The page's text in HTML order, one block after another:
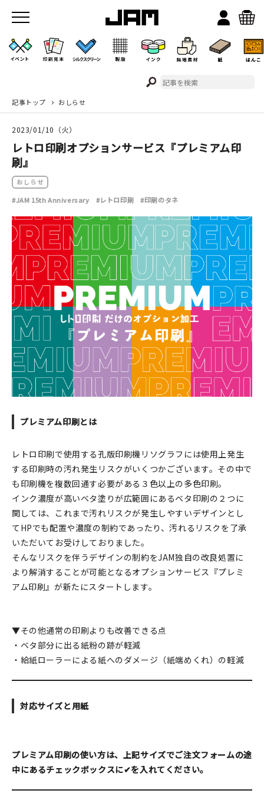
JAMのこと
お店/ワークスペース
イベント
印刷見本
シルクスクリーン
無地素材
紙
本
はんこ
JAMグッズ
台湾グッズ
在庫限り
読みもの
ギャラリー
マイアカウント
記事トップ おしらせ
2023/01/10（火）
レトロ印刷オプションサービス『プレミアム印
刷』
おしらせ
#JAM 15th Anniversary #レトロ印刷 #印刷のタネ
プレミアム印刷とは
レトロ印刷で使用する孔版印刷機リソグラフには使用上発生
する印刷時の汚れ発生リスクがいくつかございます。その中で
も印刷機を複数回通す必要がある３色以上の多色印刷。
インク濃度が高いベタ塗りが広範囲にあるベタ印刷の２つに
関しては、これまで汚れリスクが発生しやすいデザインとし
てHPでも配置や濃度の制約であったり、汚れるリスクを了承
いただいてお受けしておりました。
そんなリスクを伴うデザインの制約をJAM独自の改良処置に
より解消することが可能となるオプションサービス『プレミ
アム印刷』が新たにスタートします。
▼その他通常の印刷よりも改善できる点
・ベタ部分に出る紙粉の跡が軽減
・給紙ローラーによる紙へのダメージ（紙端めくれ）の軽減
対応サイズと用紙
プレミアム印刷の使い方は、上記サイズでご注文フォームの途
中にあるチェックボックスに✔を入れてください。